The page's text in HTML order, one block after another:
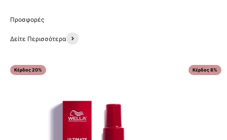
Δείτε Περισσότερα
Κέρδος 20% Κέρδος 8%